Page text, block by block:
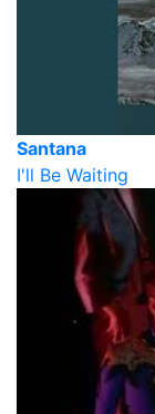
Santana
I'll Be Waiting